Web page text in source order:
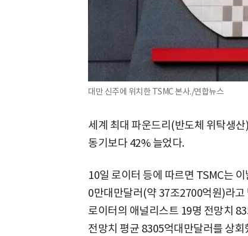
대만 신주에 위치한 TSMC 본사./연합뉴스
세계 최대 파운드리(반도체 위탁생
동기보다 42% 늘었다.
10일 로이터 등에 따르면 TSMC는
0만대만달러(약 37조2700억원)라
로이터의 애널리스트 19명 전망치
전망치 평균 8305억대만달러를 상회